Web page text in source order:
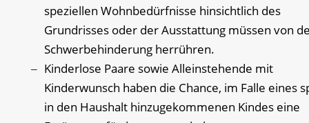
speziellen Wohnbedürfnisse hinsichtlich des
Grundrisses oder der Ausstattung müssen von
Schwerbehinderung herrühren.
Kinderlose Paare sowie Alleinstehende mit
Kinderwunsch haben die Chance, im Falle eines
in den Haushalt hinzugekommenen Kindes eine